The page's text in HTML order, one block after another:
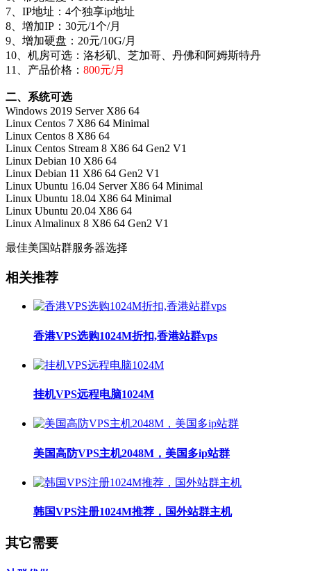
7、IP地址：4个独享ip地址
8、增加IP：30元/1个/月
9、增加硬盘：20元/10G/月
10、机房可选：洛杉矶、芝加哥、丹佛和阿姆斯特丹
11、产品价格： 800元/月
二、系统可选
Windows 2019 Server X86 64
Linux Centos 7 X86 64 Minimal
Linux Centos 8 X86 64
Linux Centos Stream 8 X86 64 Gen2 V1
Linux Debian 10 X86 64
Linux Debian 11 X86 64 Gen2 V1
Linux Ubuntu 16.04 Server X86 64 Minimal
Linux Ubuntu 18.04 X86 64 Minimal
Linux Ubuntu 20.04 X86 64
Linux Almalinux 8 X86 64 Gen2 V1
最佳美国站群服务器选择
相关推荐
香港VPS选购1024M折扣,香港站群vps
挂机VPS远程电脑1024M
美国高防VPS主机2048M，美国多ip站群
韩国VPS注册1024M推荐，国外站群主机
其它需要